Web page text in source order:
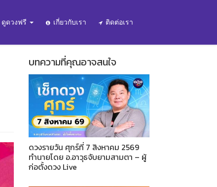
ดูดวงฟรี เกี่ยวกับเรา ติดต่อเรา
บทความที่คุณอาจสนใจ
ดวงรายวัน ศุกร์ที่ 7 สิงหาคม 2569
ทำนายโดย อ.อาวุธจับยามสามตา – ผู้
ก่อตั้งดวง Live